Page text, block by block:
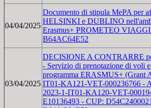
04/04/2025
Documento di stipula MePA per
HELSINKI e DUBLINO
Erasmus+ PROMETEO
B64AC64E52
03/04/2025
DECISIONE A CONTRARRE
- Servizio di prenotazione di voli
programma ERASMUS+ (Grant
IT01-KA121-VET-000236766 -
2023-1-IT01-KA120-VET-
E10136493 - CUP: